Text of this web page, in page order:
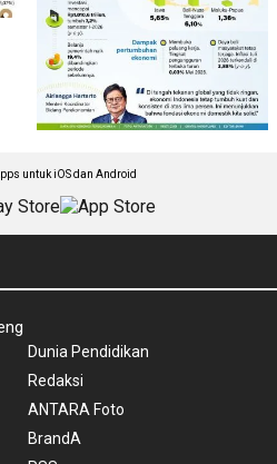
untuk iOS dan Android
Dunia Pendidikan
Redaksi
ANTARA Foto
BrandA